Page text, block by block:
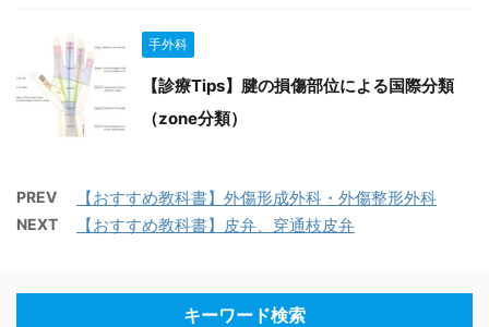
手外科
【診療Tips】腱の損傷部位による国際分類
（zone分類）
PREV 【おすすめ教科書】外傷形成外科・外傷整形外科
NEXT 【おすすめ教科書】皮弁、穿通枝皮弁
キーワード検索